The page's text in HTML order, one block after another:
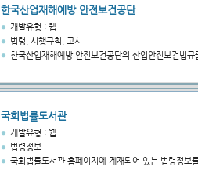
한국산업재해예방 안전보건공단
개발유형 : 웹
법령, 시행규칙, 고시
한국산업재해예방 안전보건공단의 산업안전보건법
국회법률도서관
개발유형 : 웹
법령정보
국회법률도서관 홈페이지에 게재되어 있는 법령정보